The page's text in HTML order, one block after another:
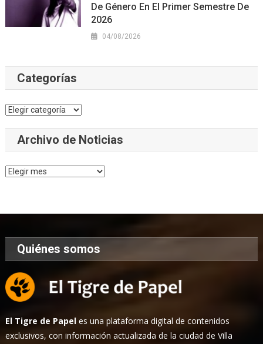
De Género En El Primer Semestre De
2026
04/08/2026
Categorías
Categorías
Archivo de Noticias
Archivo
Quiénes somos
El Tigre de Papel es una plataforma digital de contenidos
exclusivos, con información actualizada de la ciudad de Villa